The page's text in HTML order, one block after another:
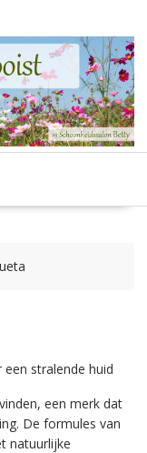
stralende huid
een merk dat
De formules van
natuurlijke